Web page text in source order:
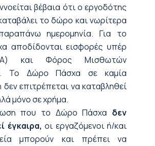
βέβαια ότι ο εργοδότης
το δώρο και νωρίτερα
ημερομηνία. Για το
αποδίδονται εισφορές υπέρ
και Φόρος Μισθωτών
Το Δώρο Πάσχα σε καμία
επιτρέπεται να καταβληθεί
μόνο σε χρήμα.
που το Δώρο Πάσχα δεν
έγκαιρα, οι εργαζόμενοι ή/και
μπορούν και πρέπει να